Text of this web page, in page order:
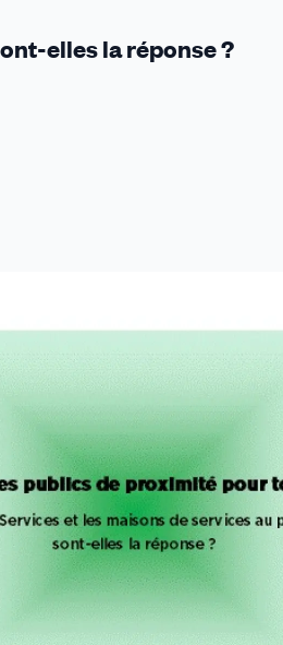
elles la réponse ?